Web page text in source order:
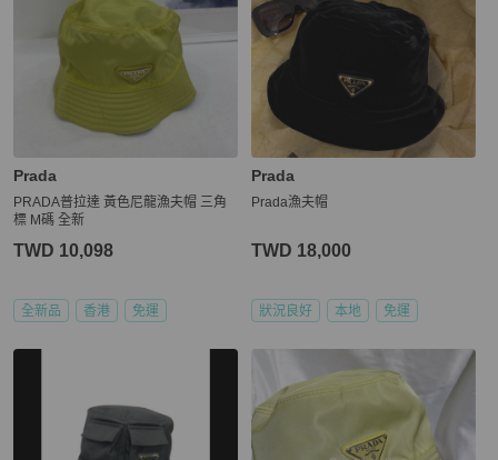
Prada
PRADA普拉達 黃色尼龍漁夫帽 三角
標 M碼 全新
TWD 10,098
全新品 香港 免運
Prada
Prada漁夫帽
TWD 18,000
狀況良好 本地 免運